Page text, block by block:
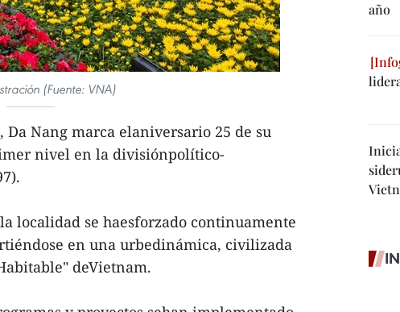
(Fuente: VNA)
Da Nang marca elaniversario 25 de su
nivel en la divisiónpolítico-
localidad se haesforzado continuamente
en una urbedinámica, civilizada
deVietnam.
año